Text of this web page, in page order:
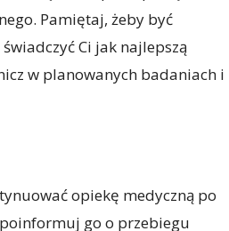
Pamiętaj, żeby być
Ci jak najlepszą
w planowanych badaniach i
opiekę medyczną po
go o przebiegu